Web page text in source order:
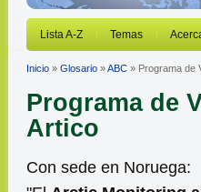
Lista A-Z Temas
Inicio » Glosario »ABC » Programa de
Programa de
Artico
Con sede en Noruega: